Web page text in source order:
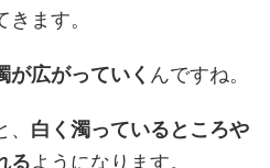
ます。
が広がっていく んですね。
白く濁っているところや
るようになります。